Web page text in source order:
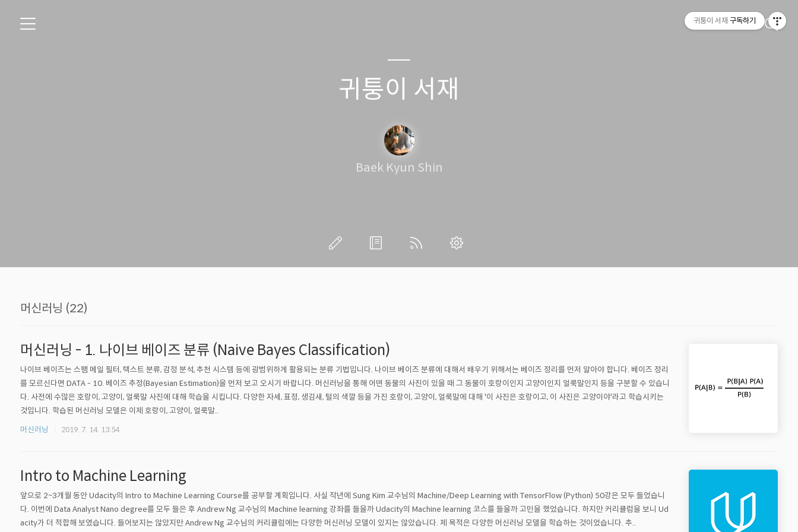
귀퉁이 서재
Baek Kyun Shin
머신러닝 (22)
머신러닝 - 1. 나이브 베이즈 분류 (Naive Bayes Classification)
나이브 베이즈는 스팸 메일 필터, 텍스트 분류, 감정 분석, 추천 시스템 등에 광범위하게 활용되는 분류 기법입니다. 나이브 베이즈 분류에 대해서 배우기 위해서는 베이즈 정리를 먼저 알아야 합니다. 베이즈 정리
를 모르신다면 DATA - 10. 베이즈 추정(Bayesian Estimation)을 먼저 보고 오시기 바랍니다. 머신러닝을 통해 어떤 동물의 사진이 있을 때 그 동물이 호랑이인지 고양이인지 얼룩말인지 등을 구분할 수 있습니
다. 사전에 수많은 호랑이, 고양이, 얼룩말 사진에 대해 학습을 시킵니다. 다양한 자세, 표정, 생김새, 털의 색깔 등을 가진 호랑이, 고양이, 얼룩말에 대해 '이 사진은 호랑이고, 이 사진은 고양이야'라고 학습시키는
것입니다. 학습된 머신러닝 모델은 이제 호랑이, 고양이, 얼룩말..
머신러닝
2019. 7. 14. 13:54
Intro to Machine Learning
앞으로 2~3개월 동안 Udacity의 Intro to Machine Learning Course를 공부할 계획입니다. 사실 작년에 Sung Kim 교수님의 Machine/Deep Learning with TensorFlow (Python) 50강은 모두 들었습니
다. 이번에 Data Analyst Nano degree를 모두 들은 후 Andrew Ng 교수님의 Machine learning 강좌를 들을까 Udacity의 Machine learning 코스를 들을까 고민을 했었습니다. 하지만 커리큘럼을 보니 Ud
acity가 더 적합해 보였습니다. 들어보지는 않았지만 Andrew Ng 교수님의 커리큘럼에는 다양한 머신러닝 모델이 있지는 않았습니다. 제 목적은 다양한 머신러닝 모델을 학습하는 것이었습니다. 추..
귀퉁이 서재 구독하기